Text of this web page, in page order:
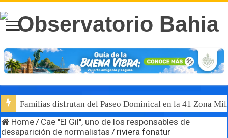
Familias disfrutan del Paseo Dominical en la 41 Zona
Home/ Cae "El Gil", uno de los responsables de
desaparición de normalistas / riviera fonatur